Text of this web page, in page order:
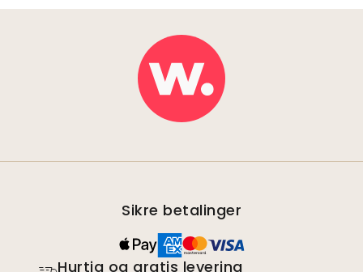
Sikre betalinger
Hurtig og gratis levering